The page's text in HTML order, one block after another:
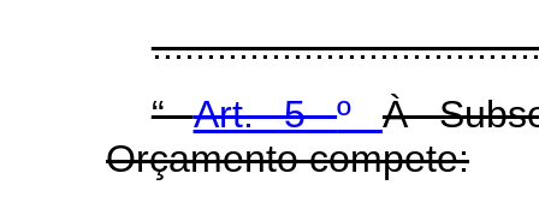
“Art. 5ºÀ
Orçamento compete: